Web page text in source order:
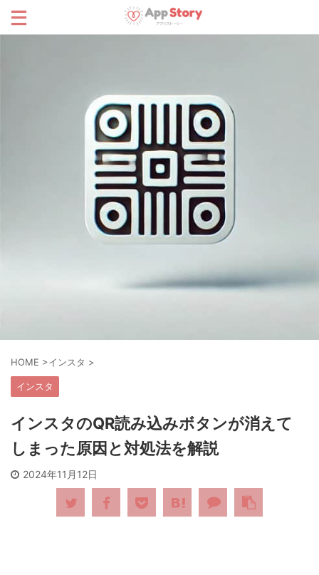
HOME >インスタ >
インスタ
インスタのQR読み込みボタンが消えて
しまった原因と対処法を解説
2024年11月12日